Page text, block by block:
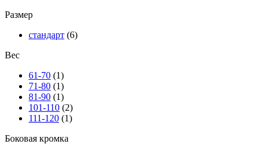
Размер
стандарт (6)
Вес
61-70 (1)
71-80 (1)
81-90 (1)
101-110 (2)
111-120 (1)
Боковая кромка